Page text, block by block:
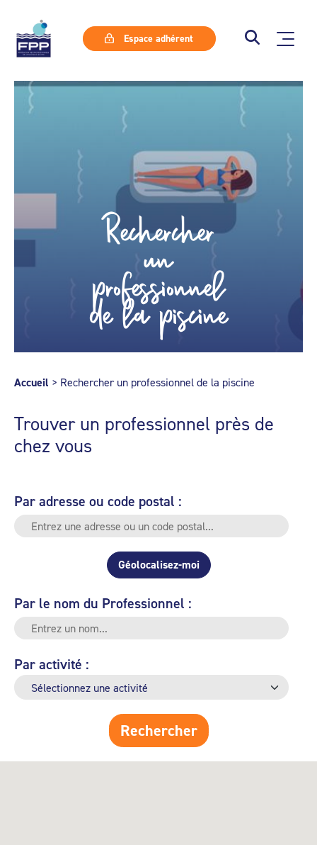
Espace adhérent
Rechercher
un
professionnel
de la piscine
Accueil > Rechercher un professionnel de la piscine
Trouver un professionnel près de
chez vous
Par adresse ou code postal :
Géolocalisez-moi
Par le nom du Professionnel :
Par activité :